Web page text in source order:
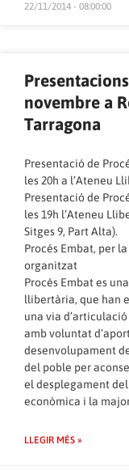
22/11/2014 - 08:00:00
novembre a
Tarragona
Presentació de
les 20h a l’Ateneu
Presentació de
les 19h l’Ateneu
Sitges 9, Part Alta).
Procés Embat, per
organitzat
Procés Embat es
llibertària, que han
una via
amb voluntat
desenvolupament
del poble per
el desplegament
econòmica i la
LLEGIR MÉS »